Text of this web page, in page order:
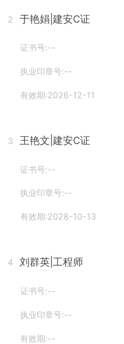
2 于艳娟 |建安C证
证书号:--
执业印章号:--
有效期:2026-12-11
3 王艳文 |建安C证
证书号:--
执业印章号:--
有效期:2028-10-13
4 刘群英 |工程师
证书号:--
执业印章号:--
有效期:--